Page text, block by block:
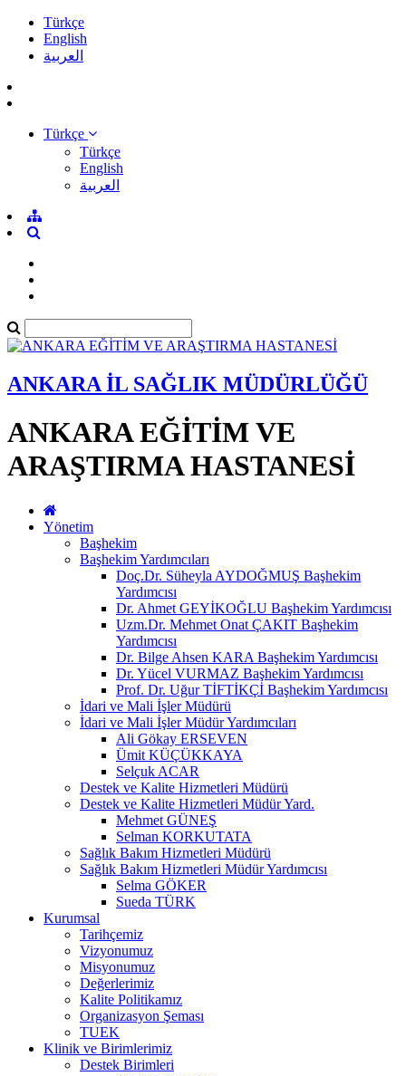
Türkçe
English
العربية
Türkçe
Türkçe
English
العربية
ANKARA İL SAĞLIK MÜDÜRLÜĞÜ
ANKARA EĞİTİM VE
ARAŞTIRMA HASTANESİ
Yönetim
Başhekim
Başhekim Yardımcıları
Doç.Dr. Süheyla AYDOĞMUŞ Başhekim
Yardımcısı
Dr. Ahmet GEYİKOĞLU Başhekim Yardımcısı
Uzm.Dr. Mehmet Onat ÇAKIT Başhekim
Yardımcısı
Dr. Bilge Ahsen KARA Başhekim Yardımcısı
Dr. Yücel VURMAZ Başhekim Yardımcısı
Prof. Dr. Uğur TİFTİKÇİ Başhekim Yardımcısı
İdari ve Mali İşler Müdürü
İdari ve Mali İşler Müdür Yardımcıları
Ali Gökay ERSEVEN
Ümit KÜÇÜKKAYA
Selçuk ACAR
Destek ve Kalite Hizmetleri Müdürü
Destek ve Kalite Hizmetleri Müdür Yard.
Mehmet GÜNEŞ
Selman KORKUTATA
Sağlık Bakım Hizmetleri Müdürü
Sağlık Bakım Hizmetleri Müdür Yardımcısı
Selma GÖKER
Sueda TÜRK
Kurumsal
Tarihçemiz
Vizyonumuz
Misyonumuz
Değerlerimiz
Kalite Politikamız
Organizasyon Şeması
TUEK
Klinik ve Birimlerimiz
Destek Birimleri